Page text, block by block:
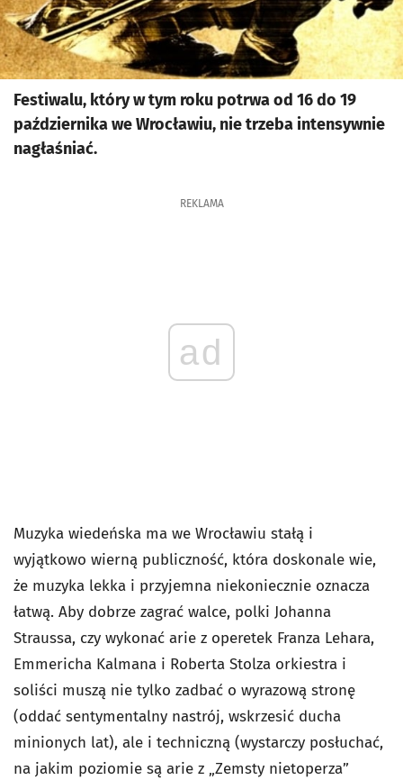
Festiwalu, który w tym roku potrwa od 16 do 19
października we Wrocławiu, nie trzeba intensywnie
nagłaśniać.
REKLAMA
ad
Muzyka wiedeńska ma we Wrocławiu stałą i
wyjątkowo wierną publiczność, która doskonale wie,
że muzyka lekka i przyjemna niekoniecznie oznacza
łatwą. Aby dobrze zagrać walce, polki Johanna
Straussa, czy wykonać arie z operetek Franza Lehara,
Emmericha Kalmana i Roberta Stolza orkiestra i
soliści muszą nie tylko zadbać o wyrazową stronę
(oddać sentymentalny nastrój, wskrzesić ducha
minionych lat), ale i techniczną (wystarczy posłuchać,
na jakim poziomie są arie z „Zemsty nietoperza”